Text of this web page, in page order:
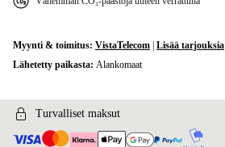
Myynti & toimitus: VistaTelecom Lisää tarjouksia
Lähetetty paikasta: Alankomaat
Turvalliset maksut